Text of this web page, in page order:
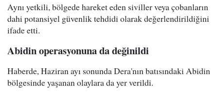
Aynı yetkili, bölgede hareket eden siviller veya çobanların
dahi potansiyel güvenlik tehdidi olarak değerlendirildiğini
ifade etti.
Abidin operasyonuna da değinildi
Haberde, Haziran ayı sonunda Dera'nın batısındaki Abidin
bölgesinde yaşanan olaylara da yer verildi.